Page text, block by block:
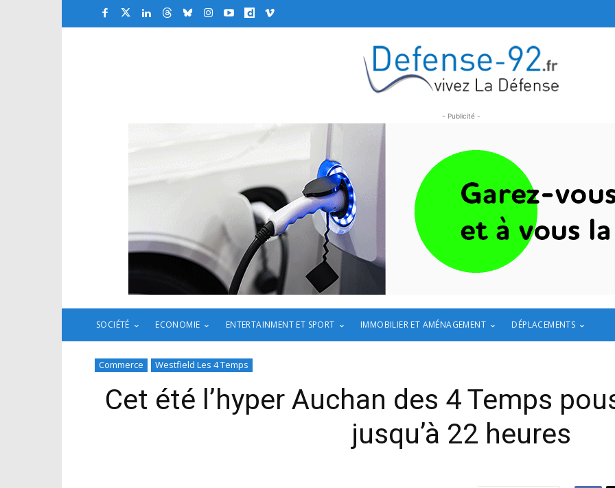
- Publicité -
SOCIÉTÉ ECONOMIE ENTERTAINMENT ET SPORT IMMOBILIER ET AMÉNAGEMENT DÉPLACEMENTS
Commerce Westfield Les 4 Temps
Cet été l’hyper Auchan des 4 Temps
jusqu’à 22 heures